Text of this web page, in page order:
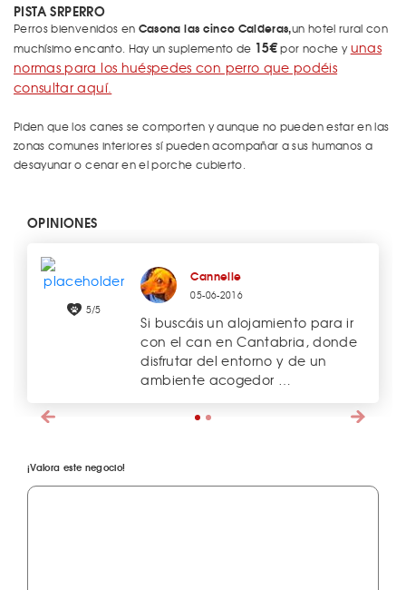
PISTA SRPERRO
Perros bienvenidos en Casona las cinco Calderas,un hotel rural con
muchísimo encanto. Hay un suplemento de 15€por noche yunas
normas para los huéspedes con perro que podéis
consultar aquí.
Piden que los canes se comporten y aunque no pueden estar en las
zonas comunes interiores sí pueden acompañar a sus humanos a
desayunar o cenar en el porche cubierto.
OPINIONES
5/5
Cannelle
05-06-2016
Si buscáis un alojamiento para ir
con el can en Cantabria, donde
disfrutar del entorno y de un
ambiente acogedor …
¡Valora este negocio!